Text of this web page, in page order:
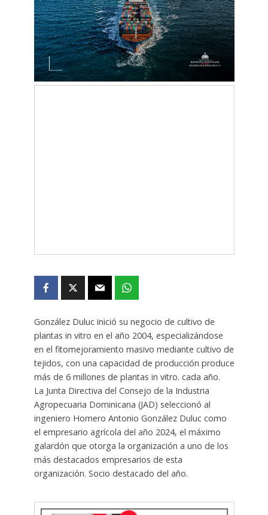
González Duluc inició su negocio de cultivo de
plantas in vitro en el año 2004, especializándose
en el fitomejoramiento masivo mediante cultivo de
tejidos, con una capacidad de producción produce
más de 6 millones de plantas in vitro. cada año.
La Junta Directiva del Consejo de la Industria
Agropecuaria Dominicana (JAD) seleccionó al
ingeniero Homero Antonio González Duluc como
el empresario agrícola del año 2024, el máximo
galardón que otorga la organización a uno de los
más destacados empresarios de esta
organización. Socio destacado del año.